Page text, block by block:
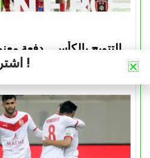
التتويج بالكأس.. دفعة
موقعة
اشترك في نشرتنا الإخبارية !